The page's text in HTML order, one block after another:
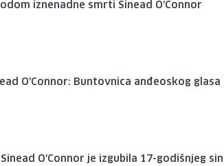
iznenadne smrti Sinead O'Connor
O'Connor: Buntovnica anđeoskog glasa
O'Connor je izgubila 17-godišnjeg